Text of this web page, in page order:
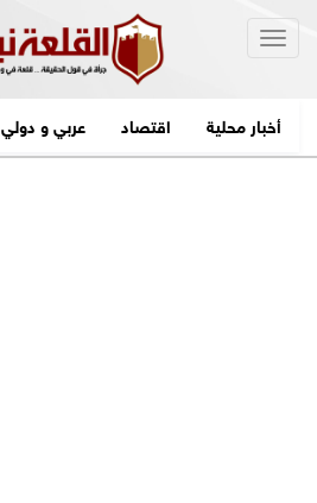
أخبار محلية اقتصاد عربي و دولي